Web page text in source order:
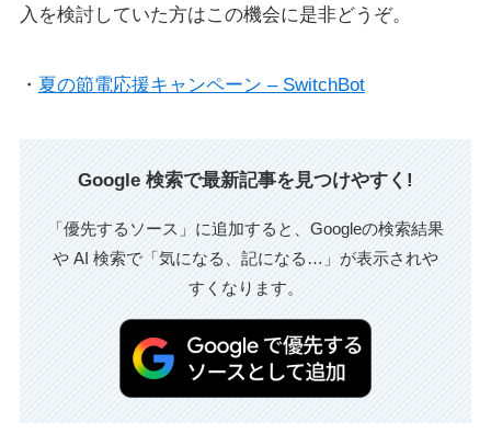
入を検討していた方はこの機会に是非どうぞ。
・ 夏の節電応援キャンペーン – SwitchBot
Google 検索で最新記事を見つけやすく!
「優先するソース」に追加すると、Googleの検索結果
や AI 検索で「気になる、記になる…」が表示されや
すくなります。